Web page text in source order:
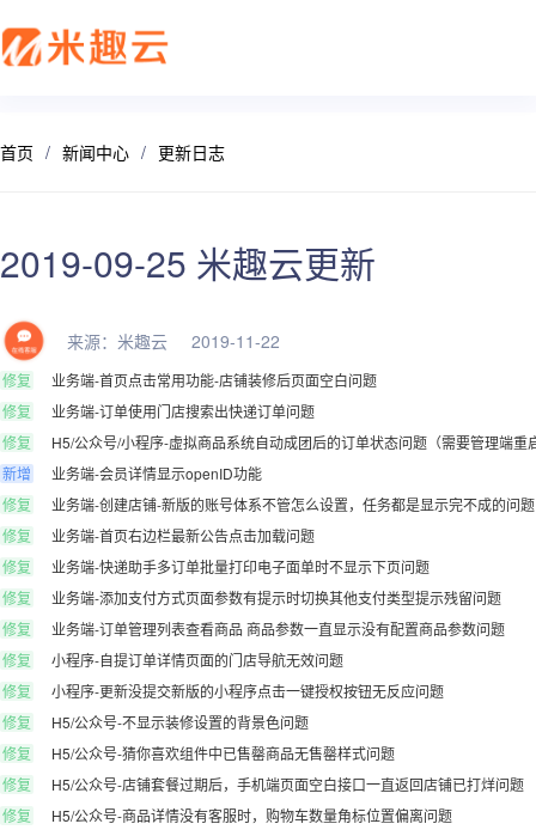
新零售解决方案
特色功能
店铺装修
多门店
多商户
更多
拼团
砍价
定金膨胀
打包一口价
产品发布
帮助中心
首页 / 新闻中心 / 更新日志
2019-09-25 米趣云更新
来源：米趣云 2019-11-22
修复
业务端-首页点击常用功能-店铺装修后页面空白问题
修复
业务端-订单使用门店搜索出快递订单问题
修复
H5/公众号/小程序-虚拟商品系统自动成团后的订单状态问题（需要管理端重
新增
业务端-会员详情显示openID功能
修复
业务端-创建店铺-新版的账号体系不管怎么设置，任务都是显示完不成的问题
修复
业务端-首页右边栏最新公告点击加载问题
修复
业务端-快递助手多订单批量打印电子面单时不显示下页问题
修复
业务端-添加支付方式页面参数有提示时切换其他支付类型提示残留问题
修复
业务端-订单管理列表查看商品 商品参数一直显示没有配置商品参数问题
修复
小程序-自提订单详情页面的门店导航无效问题
修复
小程序-更新没提交新版的小程序点击一键授权按钮无反应问题
修复
H5/公众号-不显示装修设置的背景色问题
修复
H5/公众号-猜你喜欢组件中已售罄商品无售罄样式问题
修复
H5/公众号-店铺套餐过期后，手机端页面空白接口一直返回店铺已打烊问题
修复
H5/公众号-商品详情没有客服时，购物车数量角标位置偏离问题